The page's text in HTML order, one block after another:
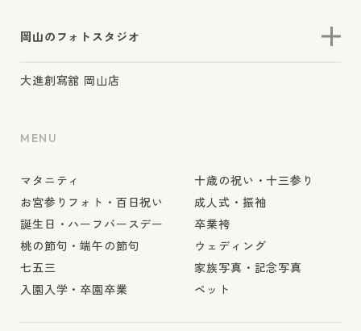
岡山のフォトスタジオ
大進創寫舘 岡山店
MENU
マタニティ
お宮参りフォト・百日祝い
誕生日・ハーフバースデー
桃の節句・端午の節句
七五三
入園入学・卒園卒業
十歳の祝い・十三参り
成人式・振袖
卒業袴
ウェディング
家族写真・記念写真
ペット